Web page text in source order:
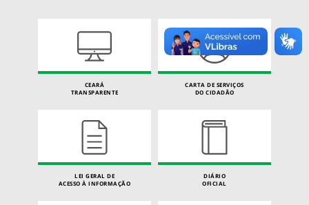
CEARÁ
TRANSPARENTE
CARTA DE SERVIÇOS
DO CIDADÃO
LEI GERAL DE
ACESSO À INFORMAÇÃO
DIÁRIO
OFICIAL